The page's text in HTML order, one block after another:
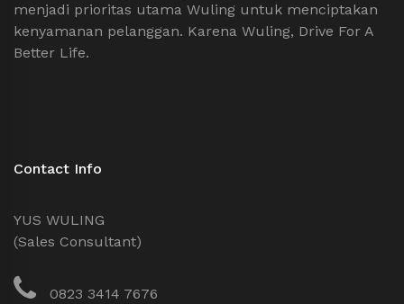
menjadi prioritas utama Wuling untuk menciptakan
kenyamanan pelanggan. Karena Wuling, Drive For A
Better Life.
Contact Info
YUS WULING
(Sales Consultant)
0823 3414 7676